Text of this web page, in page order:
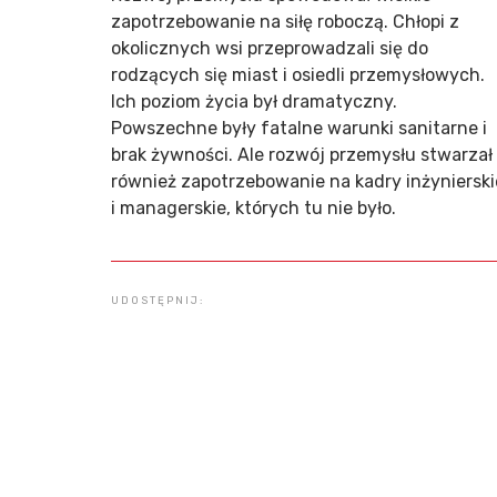
zapotrzebowanie na siłę roboczą. Chłopi z
okolicznych wsi przeprowadzali się do
rodzących się miast i osiedli przemysłowych.
Ich poziom życia był dramatyczny.
Powszechne były fatalne warunki sanitarne i
brak żywności. Ale rozwój przemysłu stwarzał
również zapotrzebowanie na kadry
i managerskie, których tu nie było.
UDOSTĘPNIJ: